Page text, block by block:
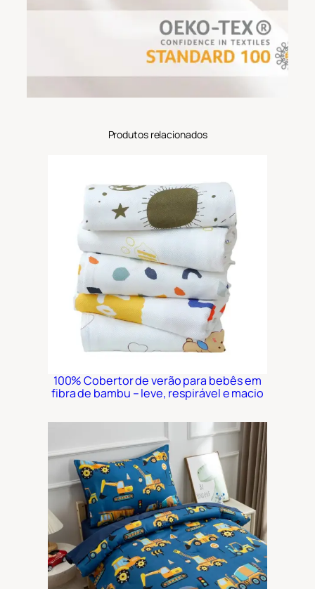
Produtos relacionados
100% Cobertor de verão para bebês em
fibra de bambu – leve, respirável e macio